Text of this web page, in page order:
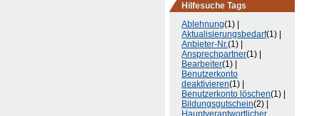
Hilfesuche Tags
Ablehnung(1) |
Aktualisierungsbedarf(1) |
Anbieter-Nr.(1) |
Ansprechpartner(1) |
Bearbeiter(1) |
Benutzerkonto
deaktivieren(1) |
Benutzerkonto löschen(1) |
Bildungsgutschein(2) |
Hauptverantwortlicher